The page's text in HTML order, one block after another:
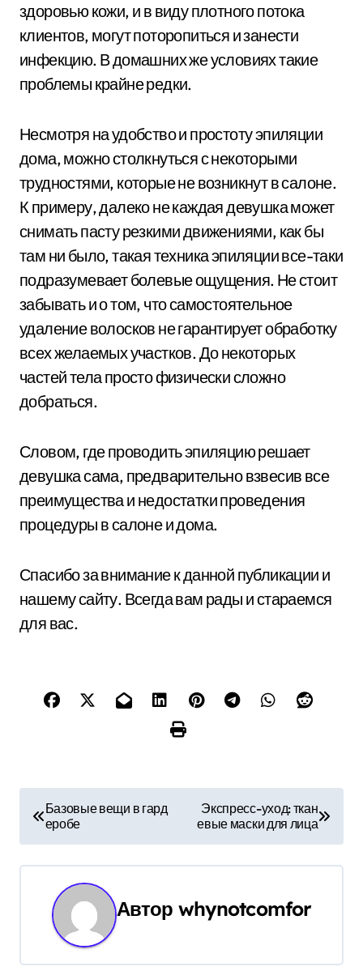
здоровью кожи, и в виду плотного потока
клиентов, могут поторопиться и занести
инфекцию. В домашних же условиях такие
проблемы крайне редки.
Несмотря на удобство и простоту эпиляции
дома, можно столкнуться с некоторыми
трудностями, которые не возникнут в салоне.
К примеру, далеко не каждая девушка может
снимать пасту резкими движениями, как бы
там ни было, такая техника эпиляции все-таки
подразумевает болевые ощущения. Не стоит
забывать и о том, что самостоятельное
удаление волосков не гарантирует обработку
всех желаемых участков. До некоторых
частей тела просто физически сложно
добраться.
Словом, где проводить эпиляцию решает
девушка сама, предварительно взвесив все
преимущества и недостатки проведения
процедуры в салоне и дома.
Спасибо за внимание к данной публикации и
нашему сайту. Всегда вам рады и стараемся
для вас.
а
в
Базовые вещи в гард
еробе
Экспресс-уход: ткан
евые маски для лица
Автор whynotcomfor